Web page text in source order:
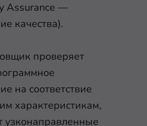
Assurance —
качества).
проверяет
на соответствие
характеристикам,
узконаправленные